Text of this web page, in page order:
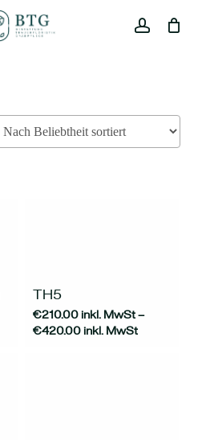
account
Close
Close
mehrere
auf.
Die
TH5
€210.00 inkl. MwSt –
€420.00 inkl. MwSt